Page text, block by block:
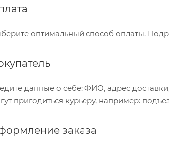
оптимальный способ оплаты.
данные о себе: ФИО, адрес
пригодиться курьеру, например:
заказа